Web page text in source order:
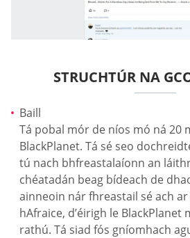
STRUCHTÚR NA
Baill
Tá pobal mór de níos mó ná 20
BlackPlanet. Tá sé seo
tú nach bhfreastalaíonn an
chéatadán beag bídeach de
ainneoin nár fhreastail sé ach
hAfraice, d’éirigh le BlackPlanet
rathú. Tá siad fós gníomhach